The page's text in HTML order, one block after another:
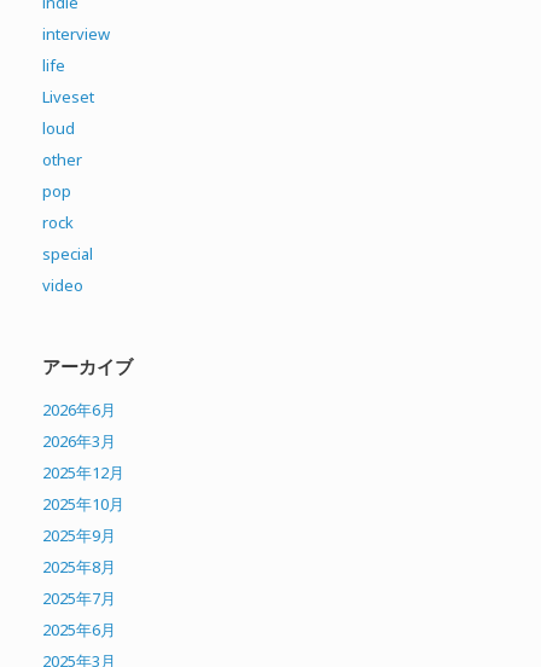
interview
life
Liveset
loud
other
pop
rock
special
video
アーカイブ
2026年6月
2026年3月
2025年12月
2025年10月
2025年9月
2025年8月
2025年7月
2025年6月
2025年3月